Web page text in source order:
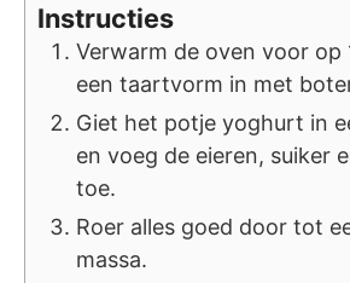
Instructies
Verwarm de oven voor op
een taartvorm in met
Giet het potje yoghurt in
en voeg de eieren, suiker
toe.
Roer alles goed door tot
massa.